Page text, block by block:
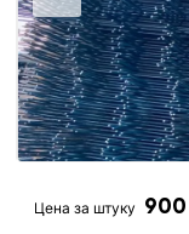
Цена за штуку 900